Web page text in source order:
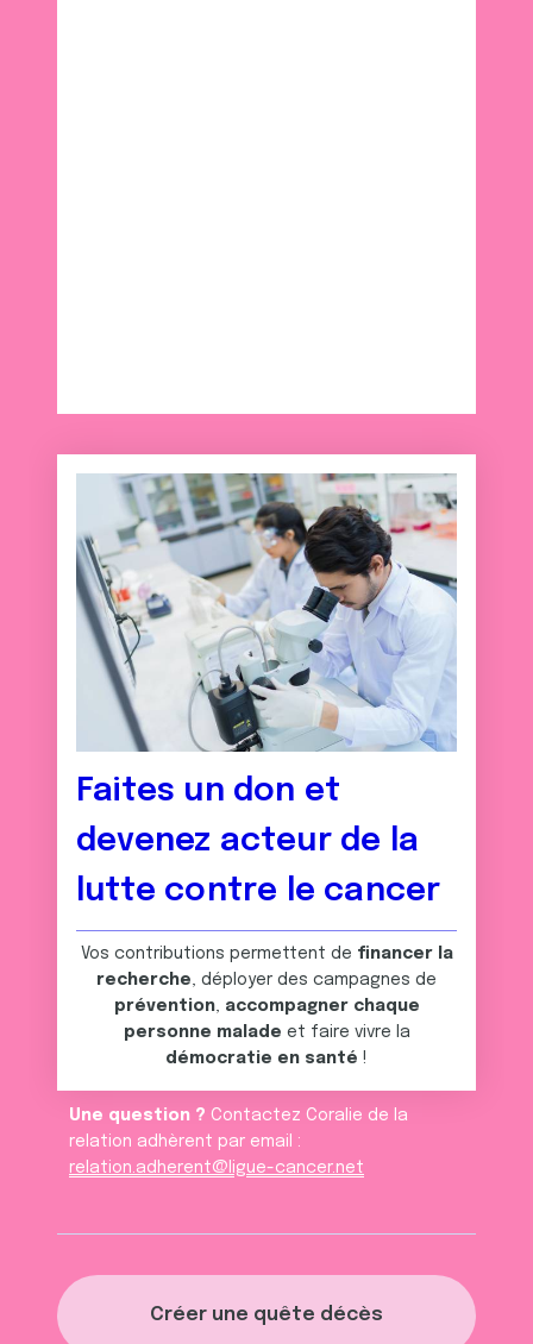
Créer une quête décès
Faites un don et
devenez acteur de la
lutte contre le cancer
Vos contributions permettent de financer la
recherche, déployer des campagnes de
prévention, accompagner chaque
personne malade et faire vivre la
démocratie en santé !
Une question ? Contactez Coralie de la
relation adhèrent par email :
relation.adherent@ligue-cancer.net